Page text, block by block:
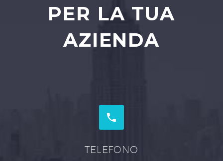
PER LA TUA
AZIENDA


TELEFONO